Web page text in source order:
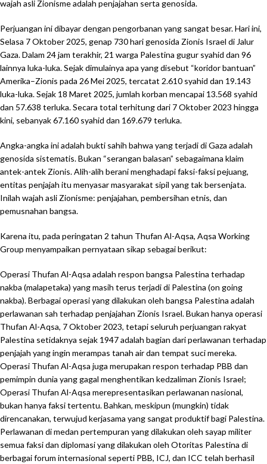
wajah asli Zionisme adalah penjajahan serta genosida.
Perjuangan ini dibayar dengan pengorbanan yang sangat besar. Hari ini,
Selasa 7 Oktober 2025, genap 730 hari genosida Zionis Israel di Jalur
Gaza. Dalam 24 jam terakhir, 21 warga Palestina gugur syahid dan 96
lainnya luka-luka. Sejak dimulainya apa yang disebut “koridor bantuan”
Amerika–Zionis pada 26 Mei 2025, tercatat 2.610 syahid dan 19.143
luka-luka. Sejak 18 Maret 2025, jumlah korban mencapai 13.568 syahid
dan 57.638 terluka. Secara total terhitung dari 7 Oktober 2023 hingga
kini, sebanyak 67.160 syahid dan 169.679 terluka.
Angka-angka ini adalah bukti sahih bahwa yang terjadi di Gaza adalah
genosida sistematis. Bukan “serangan balasan” sebagaimana klaim
antek-antek Zionis. Alih-alih berani menghadapi faksi-faksi pejuang,
entitas penjajah itu menyasar masyarakat sipil yang tak bersenjata.
Inilah wajah asli Zionisme: penjajahan, pembersihan etnis, dan
pemusnahan bangsa.
Karena itu, pada peringatan 2 tahun Thufan Al-Aqsa, Aqsa Working
Group menyampaikan pernyataan sikap sebagai berikut:
Operasi Thufan Al-Aqsa adalah respon bangsa Palestina terhadap
nakba (malapetaka) yang masih terus terjadi di Palestina (on going
nakba). Berbagai operasi yang dilakukan oleh bangsa Palestina adalah
perlawanan sah terhadap penjajahan Zionis Israel. Bukan hanya operasi
Thufan Al-Aqsa, 7 Oktober 2023, tetapi seluruh perjuangan rakyat
Palestina setidaknya sejak 1947 adalah bagian dari perlawanan terhadap
penjajah yang ingin merampas tanah air dan tempat suci mereka.
Operasi Thufan Al-Aqsa juga merupakan respon terhadap PBB dan
pemimpin dunia yang gagal menghentikan kedzaliman Zionis Israel;
Operasi Thufan Al-Aqsa merepresentasikan perlawanan nasional,
bukan hanya faksi tertentu. Bahkan, meskipun (mungkin) tidak
direncanakan, terwujud kerjasama yang sangat produktif bagi Palestina.
Perlawanan di medan pertempuran yang dilakukan oleh sayap militer
semua faksi dan diplomasi yang dilakukan oleh Otoritas Palestina di
berbagai forum internasional seperti PBB, ICJ, dan ICC telah berhasil